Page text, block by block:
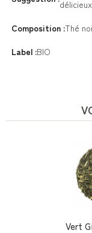
Composition :Thé
Label :BIO
Vert Gingembre